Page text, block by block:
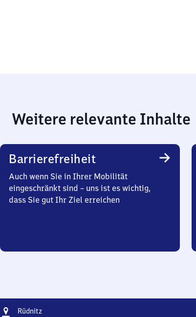
Weitere relevante Inhalte
Barrierefreiheit
Auch wenn Sie in Ihrer Mobilität
eingeschränkt sind – uns ist es wichtig,
dass Sie gut Ihr Ziel erreichen
Adresse
RüdnitzRüdnitz